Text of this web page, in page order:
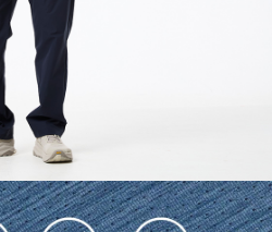
他人資訊註冊。若發現惡意使用之情形，
該用戶之使用額度並採取法律行動。